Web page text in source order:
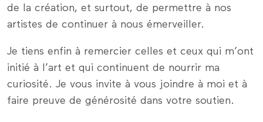
de la création, et surtout, de permettre à nos
artistes de continuer à nous émerveiller.
Je tiens enfin à remercier celles et ceux qui m’ont
initié à l’art et qui continuent de nourrir ma
curiosité. Je vous invite à vous joindre à moi et à
faire preuve de générosité dans votre soutien.